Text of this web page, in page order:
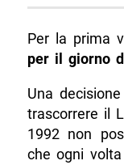
Per la prima
per il giorno
Una
trascorrere il
1992 non
che ogni